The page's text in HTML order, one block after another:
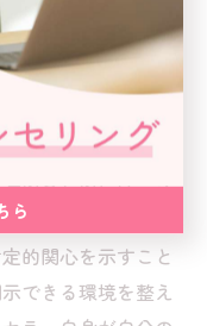
います。これらの
築くための土台と
法の中心ともいえ
めるためには、ク
ちに寄り添う姿勢
的関心を示すこと
できる環境を整え
ら
ら